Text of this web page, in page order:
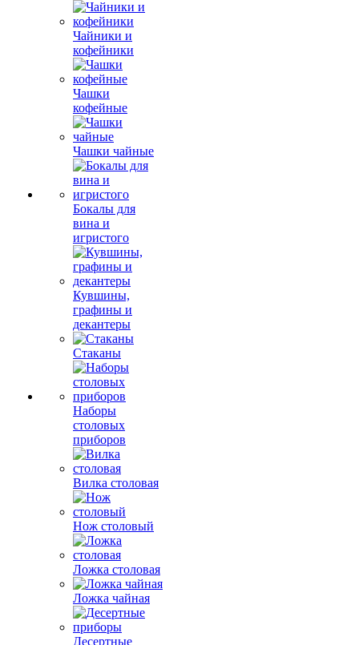
Чайники и
кофейники
Чашки
кофейные
Чашки чайные
Бокалы для
вина и
игристого
Кувшины,
графины и
декантеры
Стаканы
Наборы
столовых
приборов
Вилка столовая
Нож столовый
Ложка столовая
Ложка чайная
Десертные